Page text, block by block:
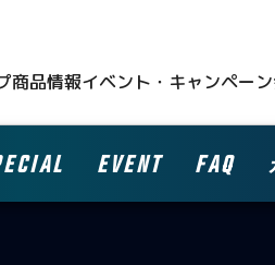
商品情報イベント・キャンペーン
EVENT FAQ